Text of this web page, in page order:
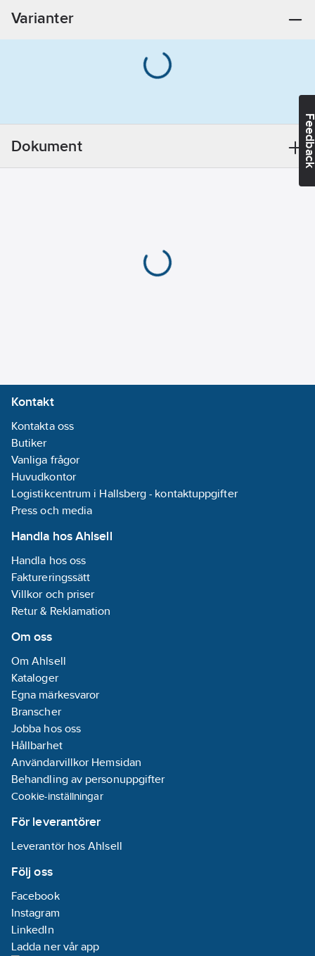
Förkromad
REACH
REACH
Varianter
Dokument
Kontakt
Kontakta oss
Butiker
Vanliga frågor
Huvudkontor
Logistikcentrum i Hallsberg - kontaktuppgifter
Press och media
Handla hos Ahlsell
Handla hos oss
Faktureringssätt
Villkor och priser
Retur & Reklamation
Om oss
Om Ahlsell
Kataloger
Egna märkesvaror
Branscher
Jobba hos oss
Hållbarhet
Användarvillkor Hemsidan
Behandling av personuppgifter
Cookie-inställningar
För leverantörer
Leverantör hos Ahlsell
Följ oss
Facebook
Instagram
LinkedIn
Ladda ner vår app